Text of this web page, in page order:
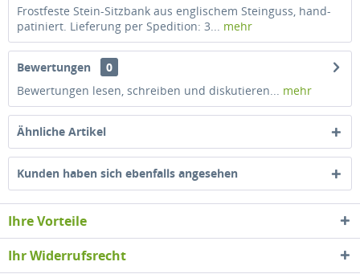
Frostfeste Stein-Sitzbank aus englischem Steinguss, hand-
patiniert. Lieferung per Spedition: 3... mehr
Bewertungen
0
Bewertungen lesen, schreiben und diskutieren... mehr
Ähnliche Artikel
Kunden haben sich ebenfalls angesehen
Ihre Vorteile
Ihr Widerrufsrecht